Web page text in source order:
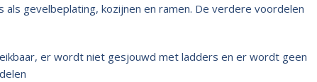
gevelbeplating, kozijnen en ramen. De verdere voordelen
er wordt niet gesjouwd met ladders en er wordt geen